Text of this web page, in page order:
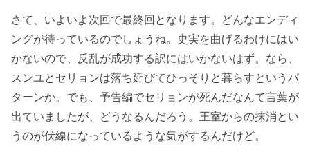
さて、いよいよ次回で最終回となります。どんなエンディ
ングが待っているのでしょうね。史実を曲げるわけにはい
かないので、反乱が成功する訳にはいかないはず。なら、
スンユとセリョンは落ち延びてひっそりと暮らすというパ
ターンか。でも、予告編でセリョンが死んだなんて言葉が
出ていましたが、どうなるんだろう。王室からの抹消とい
うのが伏線になっているような気がするんだけど。